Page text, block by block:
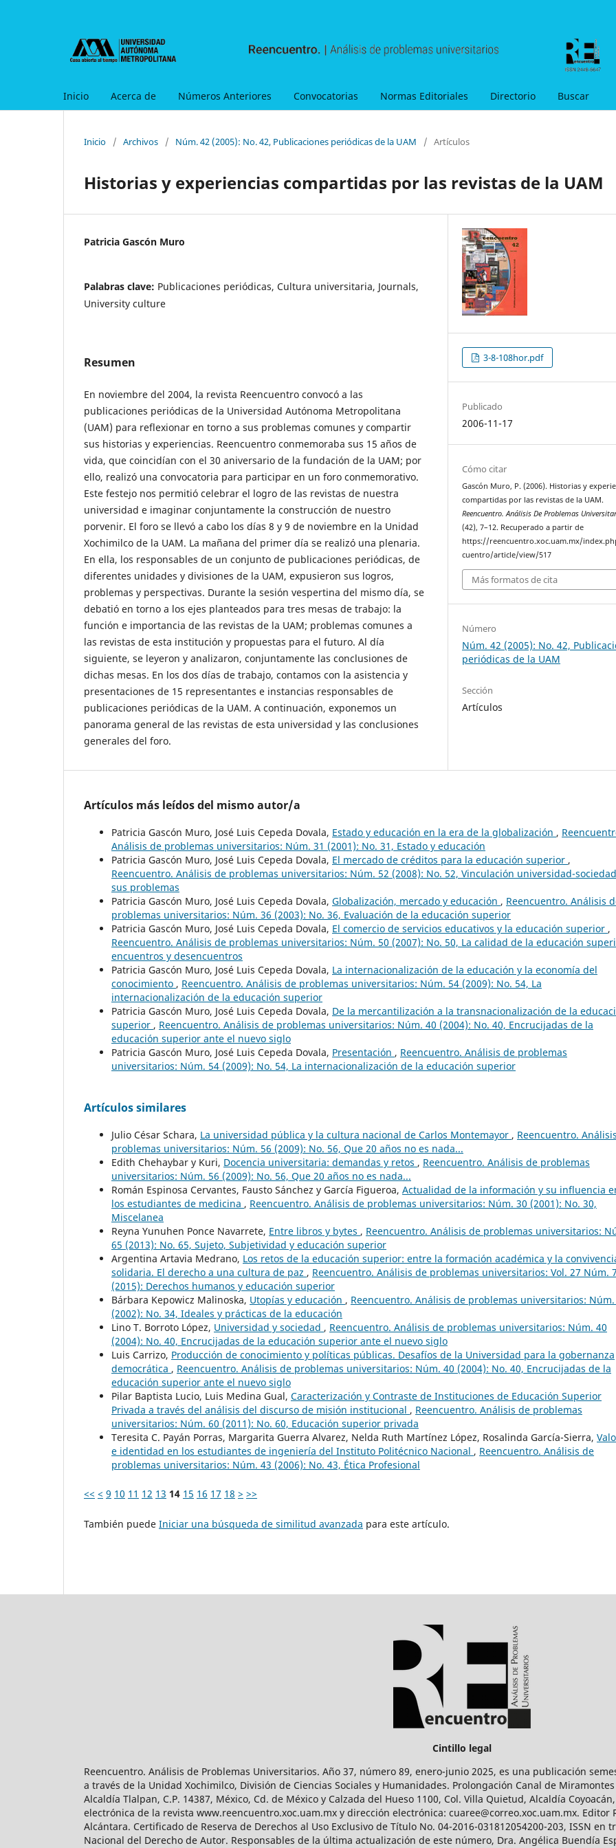
Inicio Acerca de Números Anteriores Convocatorias Normas Editoriales Directorio Buscar
Inicio / Archivos / Núm. 42 (2005): No. 42, Publicaciones periódicas de la UAM / Artículos
Historias y experiencias compartidas por las revistas de la UAM
Patricia Gascón Muro
Palabras clave: Publicaciones periódicas, Cultura universitaria, Journals,
University culture
Resumen
En noviembre del 2004, la revista Reencuentro convocó a las
publicaciones periódicas de la Universidad Autónoma Metropolitana
(UAM) para reflexionar en torno a sus problemas comunes y compartir
sus historias y experiencias. Reencuentro conmemoraba sus 15 años de
vida, que coincidían con el 30 aniversario de la fundación de la UAM; por
ello, realizó una convocatoria para participar en un foro conmemorativo.
Este festejo nos permitió celebrar el logro de las revistas de nuestra
universidad e imaginar conjuntamente la construcción de nuestro
porvenir. El foro se llevó a cabo los días 8 y 9 de noviembre en la Unidad
Xochimilco de la UAM. La mañana del primer día se realizó una plenaria.
En ella, los responsables de un conjunto de publicaciones periódicas, de
diferentes unidades y divisiones de la UAM, expusieron sus logros,
problemas y perspectivas. Durante la sesión vespertina del mismo día, se
debatió en torno a los ejes planteados para tres mesas de trabajo: la
función e importancia de las revistas de la UAM; problemas comunes a
las revistas de esta institución y propuestas para el futuro. Al día
siguiente, se leyeron y analizaron, conjuntamente las conclusiones de
dichas mesas. En los dos días de trabajo, contamos con la asistencia y
presentaciones de 15 representantes e instancias responsables de
publicaciones periódicas de la UAM. A continuación, exponemos un
panorama general de las revistas de esta universidad y las conclusiones
generales del foro.
3-8-108hor.pdf
Publicado
2006-11-17
Cómo citar
Gascón Muro, P. (2006). Historias y
compartidas por las revistas de la UAM.
Reencuentro. Análisis De Problemas
(42), 7–12. Recuperado a partir de
https://reencuentro.xoc.uam.mx/
cuentro/article/view/517
Más formatos de cita
Número
Núm. 42 (2005): No. 42,
periódicas de la UAM
Sección
Artículos
Artículos más leídos del mismo autor/a
Patricia Gascón Muro, José Luis Cepeda Dovala, Estado y educación en la era de la globalización ,
Análisis de problemas universitarios: Núm. 31 (2001): No. 31, Estado y educación
Patricia Gascón Muro, José Luis Cepeda Dovala, El mercado de créditos para la educación superior ,
Reencuentro. Análisis de problemas universitarios: Núm. 52 (2008): No. 52, Vinculación universidad-
sus problemas
Patricia Gascón Muro, José Luis Cepeda Dovala, Globalización, mercado y educación , Reencuentro. Análisis
problemas universitarios: Núm. 36 (2003): No. 36, Evaluación de la educación superior
Patricia Gascón Muro, José Luis Cepeda Dovala, El comercio de servicios educativos y la educación superior ,
Reencuentro. Análisis de problemas universitarios: Núm. 50 (2007): No. 50, La calidad de la educación
encuentros y desencuentros
Patricia Gascón Muro, José Luis Cepeda Dovala, La internacionalización de la educación y la economía del
conocimiento , Reencuentro. Análisis de problemas universitarios: Núm. 54 (2009): No. 54, La
internacionalización de la educación superior
Patricia Gascón Muro, José Luis Cepeda Dovala, De la mercantilización a la transnacionalización de la
superior , Reencuentro. Análisis de problemas universitarios: Núm. 40 (2004): No. 40, Encrucijadas de la
educación superior ante el nuevo siglo
Patricia Gascón Muro, José Luis Cepeda Dovala, Presentación , Reencuentro. Análisis de problemas
universitarios: Núm. 54 (2009): No. 54, La internacionalización de la educación superior
Artículos similares
Julio César Schara, La universidad pública y la cultura nacional de Carlos Montemayor , Reencuentro.
problemas universitarios: Núm. 56 (2009): No. 56, Que 20 años no es nada...
Edith Chehaybar y Kuri, Docencia universitaria: demandas y retos , Reencuentro. Análisis de problemas
universitarios: Núm. 56 (2009): No. 56, Que 20 años no es nada...
Román Espinosa Cervantes, Fausto Sánchez y García Figueroa, Actualidad de la información y su influencia
los estudiantes de medicina , Reencuentro. Análisis de problemas universitarios: Núm. 30 (2001): No. 30,
Miscelanea
Reyna Yunuhen Ponce Navarrete, Entre libros y bytes , Reencuentro. Análisis de problemas universitarios:
65 (2013): No. 65, Sujeto, Subjetividad y educación superior
Argentina Artavia Medrano, Los retos de la educación superior: entre la formación académica y la
solidaria. El derecho a una cultura de paz , Reencuentro. Análisis de problemas universitarios: Vol. 27 Núm.
(2015): Derechos humanos y educación superior
Bárbara Kepowicz Malinoska, Utopías y educación , Reencuentro. Análisis de problemas universitarios:
(2002): No. 34, Ideales y prácticas de la educación
Lino T. Borroto López, Universidad y sociedad , Reencuentro. Análisis de problemas universitarios: Núm. 40
(2004): No. 40, Encrucijadas de la educación superior ante el nuevo siglo
Luis Carrizo, Producción de conocimiento y políticas públicas. Desafíos de la Universidad para la gobernanza
democrática , Reencuentro. Análisis de problemas universitarios: Núm. 40 (2004): No. 40, Encrucijadas de la
educación superior ante el nuevo siglo
Pilar Baptista Lucio, Luis Medina Gual, Caracterización y Contraste de Instituciones de Educación Superior
Privada a través del análisis del discurso de misión institucional , Reencuentro. Análisis de problemas
universitarios: Núm. 60 (2011): No. 60, Educación superior privada
Teresita C. Payán Porras, Margarita Guerra Alvarez, Nelda Ruth Martínez López, Rosalinda García-Sierra,
e identidad en los estudiantes de ingeniería del Instituto Politécnico Nacional , Reencuentro. Análisis de
problemas universitarios: Núm. 43 (2006): No. 43, Ética Profesional
<< < 9 10 11 12 13 14 15 16 17 18 > >>
También puede Iniciar una búsqueda de similitud avanzada para este artículo.
Cintillo legal
Reencuentro. Análisis de Problemas Universitarios. Año 37, número 89, enero-junio 2025, es una publicación
a través de la Unidad Xochimilco, División de Ciencias Sociales y Humanidades. Prolongación Canal de Miramontes
Alcaldía Tlalpan, C.P. 14387, México, Cd. de México y Calzada del Hueso 1100, Col. Villa Quietud, Alcaldía
electrónica de la revista www.reencuentro.xoc.uam.mx y dirección electrónica: cuaree@correo.xoc.uam.mx. Editor
Alcántara. Certificado de Reserva de Derechos al Uso Exclusivo de Título No. 04-2016-031812054200-203, ISSN
Nacional del Derecho de Autor. Responsables de la última actualización de este número, Dra. Angélica Buendía